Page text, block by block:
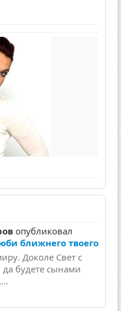
опубликовал
ближнего твоего
Доколе Свет с
да будете сынами